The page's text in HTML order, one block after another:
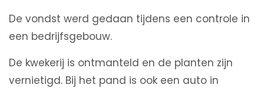
De vondst werd gedaan tijdens een controle in
een bedrijfsgebouw.
De kwekerij is ontmanteld en de planten zijn
vernietigd. Bij het pand is ook een auto in